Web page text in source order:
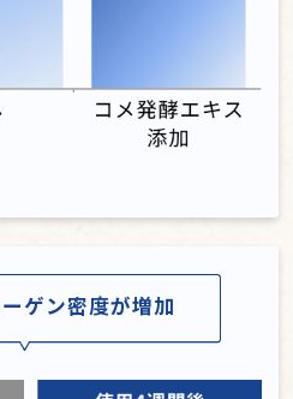
ゲン密度が増加